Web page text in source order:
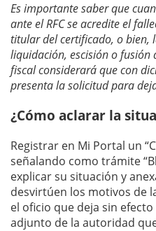
Es importante saber que
ante el RFC se acredite el
titular del certificado, o bien,
liquidación, escisión o fusión
fiscal considerará que con
presenta la solicitud para
¿Cómo aclarar la
Registrar en Mi Portal un
señalando como trámite
explicar su situación y
desvirtúen los motivos de
el oficio que deja sin
adjunto de la autoridad